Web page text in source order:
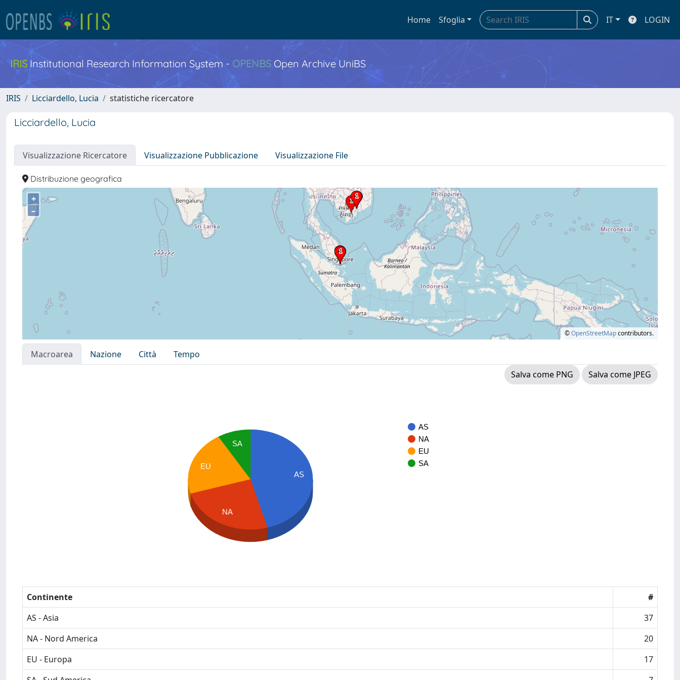
Home Sfoglia IT LOGIN
IRIS Institutional Research Information System - OPENBS Open Archive UniBS
IRIS Licciardello, Lucia statistiche ricercatore
Licciardello, Lucia
Visualizzazione Ricercatore Visualizzazione Pubblicazione Visualizzazione File
Distribuzione geografica
+
–
©OpenStreetMapcontributors.
Macroarea Nazione Città
Tempo
Salva come PNG
Salva come JPEG
AS
NA
EU
SA
AS
SA
EU
NA
Continente
#
AS - Asia
37
NA - Nord America
20
EU - Europa
17